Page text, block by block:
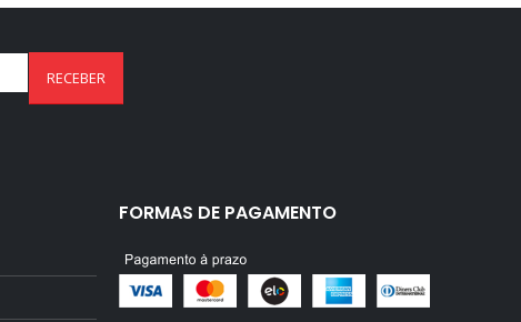
FORMAS DE PAGAMENTO